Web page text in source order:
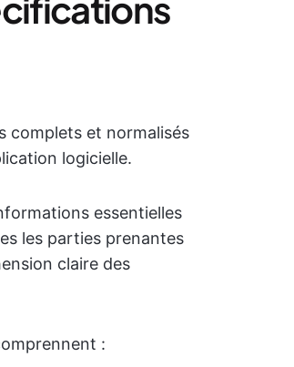
complets et normalisés
logicielle.
essentielles
les parties prenantes
claire des
: